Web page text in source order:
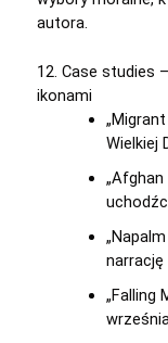
autora.
12. Case studies
ikonami
Wielkiej
narrację
„Falling